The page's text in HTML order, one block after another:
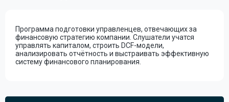
Программа подготовки управленцев, отвечающих за
финансовую стратегию компании. Слушатели учатся
управлять капиталом, строить DCF-модели,
анализировать отчётность и выстраивать эффективную
систему финансового планирования.